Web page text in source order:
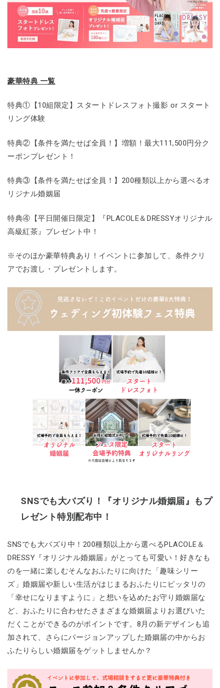
豪華特典 一覧
特典①【10組限定】スタートドレスフォト撮影 or スタート
リング体験
特典②【条件を満たせば全員！】増額！最大111,500円分ク
ーポンプレゼント！
特典③【条件を満たせば全員！】200種類以上から選べるオ
リジナル婚姻届
特典④【平日開催日限定】『PLACOLE＆DRESSYオリジナル
高級紅茶』プレゼント中！
※そのほか豪華特典あり！イベントに参加して、条件クリ
アでお渡し・プレゼントします。
SNSでも大バズり！『オリジナル婚姻届』もプ
レゼント特別配布中！
SNSでも大バズり中！200種類以上から選べるPLACOLE＆
DRESSY『オリジナル婚姻届』がとっても可愛い！好きなも
のを一緒に楽しむそんなおふたりに向けた「趣味シリー
ズ」婚姻届や新しい生活がはじまるおふたりにピッタリの
「幸せになりますように」と想いを込めたお守り婚姻届な
ど、おふたりに合わせたさまざまな婚姻届よりお選びいた
だくことができるのがポイントです。8月の新デザインも追
加されて、さらにバージョンアップした婚姻届の中からお
ふたりらしい婚姻届をゲットしませんか？